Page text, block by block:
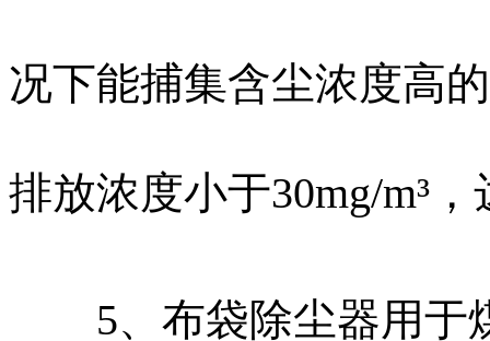
况下能捕集含尘浓度高
排放浓度小于30mg/m³
5、布袋除尘器用于